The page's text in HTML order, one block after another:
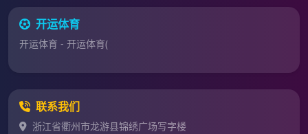
开运体育
开运体育 - 开运体育(
联系我们
浙江省衢州市龙游县锦绣广场写字楼